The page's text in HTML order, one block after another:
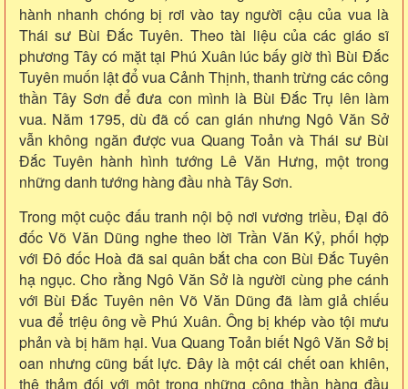
hành nhanh chóng bị rơi vào tay người cậu của vua là
Thái sư Bùi Đắc Tuyên. Theo tài liệu của các giáo sĩ
phương Tây có mặt tại Phú Xuân lúc bấy giờ thì Bùi Đắc
Tuyên muốn lật đổ vua Cảnh Thịnh, thanh trừng các công
thần Tây Sơn để đưa con mình là Bùi Đắc Trụ lên làm
vua. Năm 1795, dù đã cố can gián nhưng Ngô Văn Sở
vẫn không ngăn được vua Quang Toản và Thái sư Bùi
Đắc Tuyên hành hình tướng Lê Văn Hưng, một trong
những danh tướng hàng đầu nhà Tây Sơn.
Trong một cuộc đấu tranh nội bộ nơi vương triều, Đại đô
đốc Võ Văn Dũng nghe theo lời Trần Văn Kỷ, phối hợp
với Đô đốc Hoà đã sai quân bắt cha con Bùi Đắc Tuyên
hạ ngục. Cho rằng Ngô Văn Sở là người cùng phe cánh
với Bùi Đắc Tuyên nên Võ Văn Dũng đã làm giả chiếu
vua để triệu ông về Phú Xuân. Ông bị khép vào tội mưu
phản và bị hãm hại. Vua Quang Toản biết Ngô Văn Sở bị
oan nhưng cũng bất lực. Đây là một cái chết oan khiên,
thê thảm đối với một trong những công thần hàng đầu